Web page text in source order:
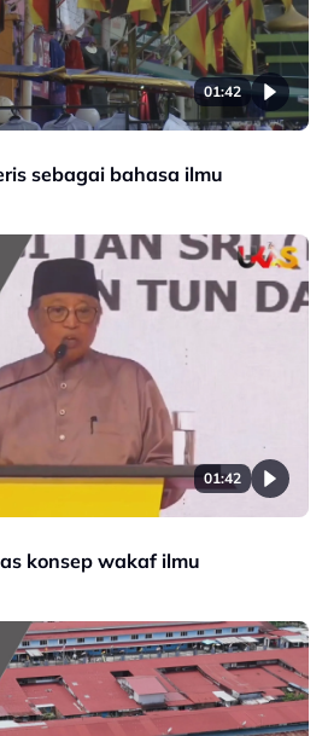
01:42
sebagai bahasa ilmu
01:42
konsep wakaf ilmu